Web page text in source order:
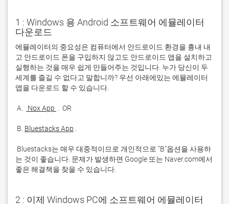
1 : Windows 용 Android 소프트웨어 에뮬레이터
다운로드
에뮬레이터의 중요성은 컴퓨터에서 안드로이드 환경을 흉내 내
고 안드로이드 폰을 구입하지 않고도 안드로이드 앱을 설치하고
실행하는 것을 매우 쉽게 만들어주는 것입니다. 누가 당신이 두
세계를 즐길 수 없다고 말합니까? 우선 아래에있는 에뮬레이터
A. Nox App
B. Bluestacks App
는 것이 좋습니다. 문제가 발생하면 Google 또는 Naver.com에서
좋은 해결책을 찾을 수 있습니다.
2 : 이제 Windows PC에 소프트웨어 에뮬레이터